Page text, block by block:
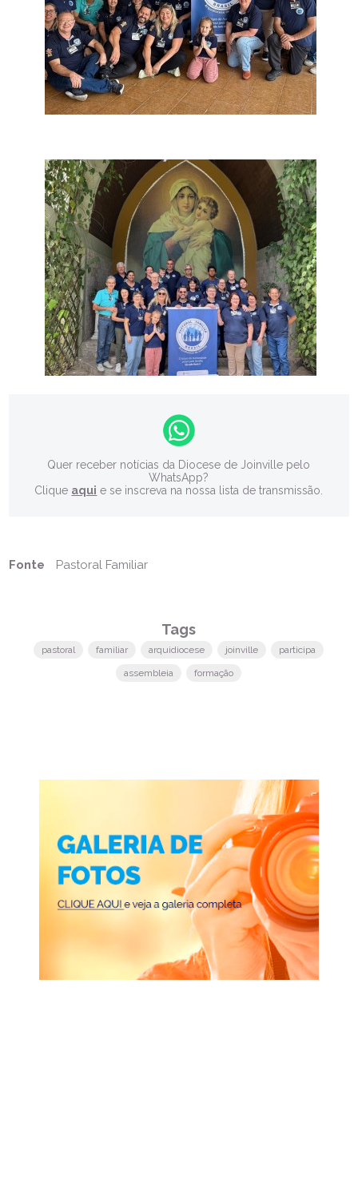
Quer receber notícias da Diocese de Joinville pelo
WhatsApp?
Clique aqui e se inscreva na nossa lista de transmissão.
Fonte Pastoral Familiar
Tags
pastoral familiar arquidiocese joinville participa
assembleia formação